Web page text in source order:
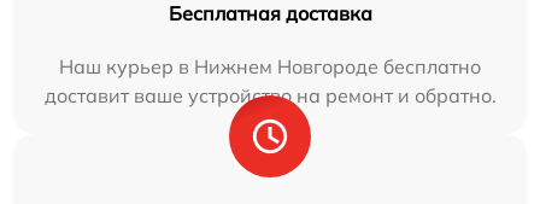
Бесплатная доставка
Наш курьер в Нижнем Новгороде бесплатно
доставит ваше устройство на ремонт и обратно.